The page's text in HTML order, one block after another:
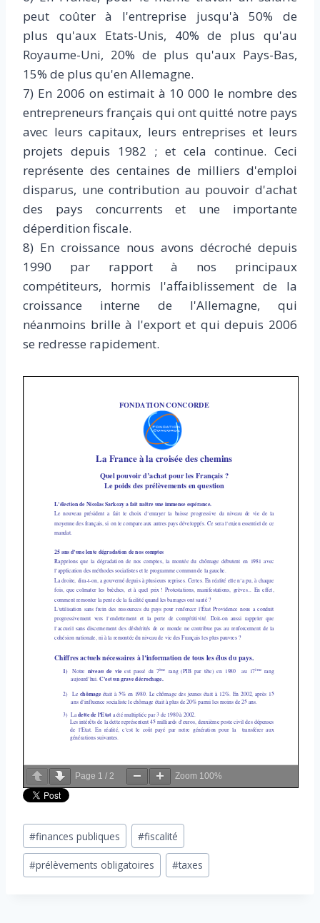
peut coûter à l'entreprise jusqu'à 50% de
plus qu'aux Etats-Unis, 40% de plus qu'au
Royaume-Uni, 20% de plus qu'aux Pays-Bas,
15% de plus qu'en Allemagne.
7) En 2006 on estimait à 10 000 le nombre des
entrepreneurs français qui ont quitté notre pays
avec leurs capitaux, leurs entreprises et leurs
projets depuis 1982 ; et cela continue. Ceci
représente des centaines de milliers d'emploi
disparus, une contribution au pouvoir d'achat
des pays concurrents et une importante
déperdition fiscale.
8) En croissance nous avons décroché depuis
1990 par rapport à nos principaux
compétiteurs, hormis l'affaiblissement de la
croissance interne de l'Allemagne, qui
néanmoins brille à l'export et qui depuis 2006
se redresse rapidement.
Page 1 / 2 Zoom 100%
Étiquettes
de
la
#finances publiques #fiscalité
#prélèvements obligatoires #taxes